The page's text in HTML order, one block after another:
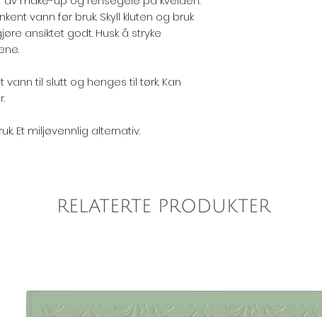
vann før bruk. Skyll kluten og bruk
ansiktet godt. Husk å stryke
vann til slutt og henges til tørk. Kan
Et miljøvennlig alternativ.
RELATERTE PRODUKTER